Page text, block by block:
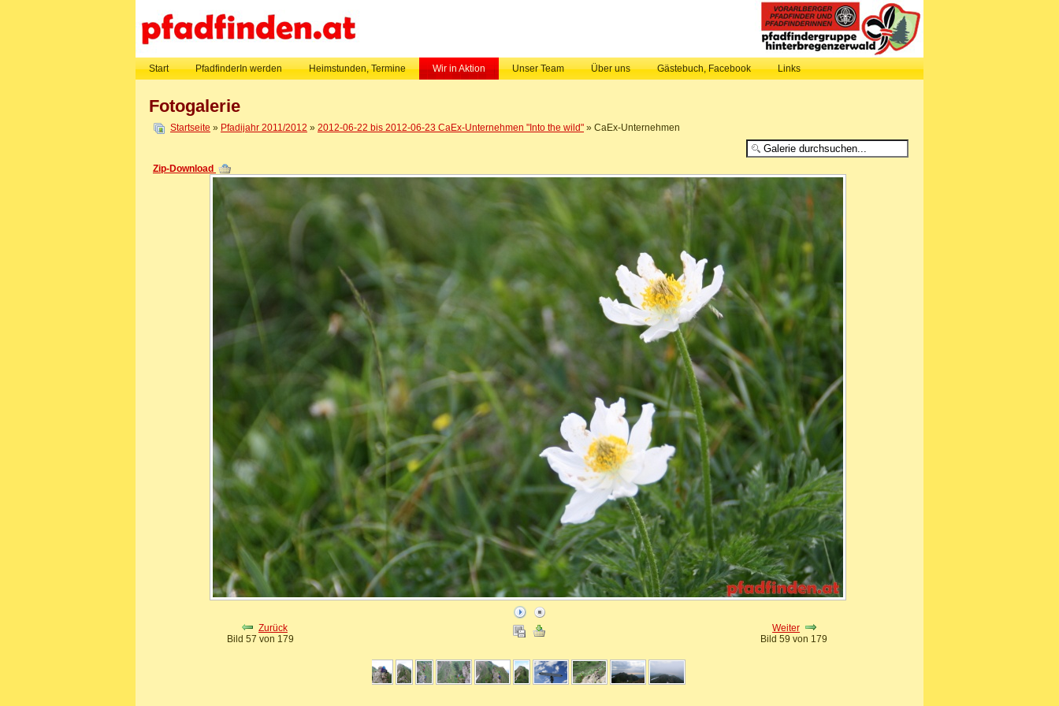
Start PfadfinderIn werden Heimstunden, Termine Wir in Aktion Unser Team Über uns Gästebuch, Facebook Links
Fotogalerie
Startseite » Pfadijahr 2011/2012 » 2012-06-22 bis 2012-06-23 CaEx-Unternehmen "Into the wild" » CaEx-Unternehmen
Zip-Download
Zurück
Bild 57 von 179
Weiter
Bild 59 von 179